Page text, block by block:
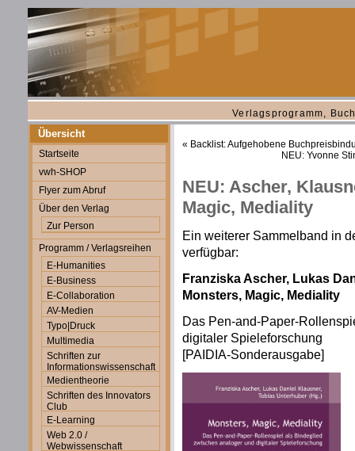
Verlagsprogramm,
Übersicht
Startseite
vwh-SHOP
Flyer zum Abruf
Über den Verlag
Zur Person
Programm / Verlagsreihen
E-Humanities
E-Business
E-Collaboration
AV-Medien
Typo|Druck
Multimedia
Schriften zur
Informationswissenschaft
Medientheorie
Schriften des Innovators
Club
E-Learning
Web 2.0 /
Webwissenschaft
« Backlist: Aufgehobene
NEU: Yvonne
NEU: Ascher,
Magic, Mediality
Ein weiterer Sammelband in
verfügbar:
Franziska Ascher, Lukas
Monsters, Magic, Mediality
Das Pen-and-Paper-
digitaler Spieleforschung
[PAIDIA-Sonderausgabe]